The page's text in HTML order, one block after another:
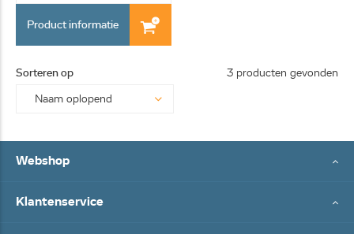
Product informatie
Sorteren op 3 producten gevonden
Webshop
Klantenservice